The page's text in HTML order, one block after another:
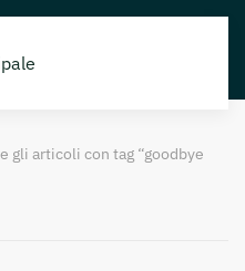
gli articoli con tag “goodbye